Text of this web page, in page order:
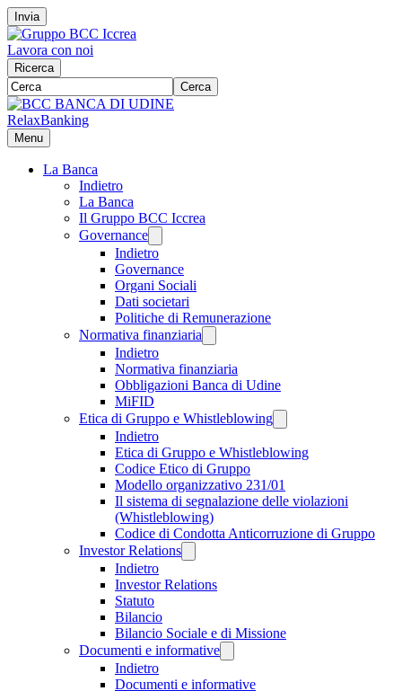
Invia
Lavora con noi
Ricerca
Cerca
RelaxBanking
Menu
La Banca
Indietro
La Banca
Il Gruppo BCC Iccrea
Governance
Indietro
Governance
Organi Sociali
Dati societari
Politiche di Remunerazione
Normativa finanziaria
Indietro
Normativa finanziaria
Obbligazioni Banca di Udine
MiFID
Etica di Gruppo e Whistleblowing
Indietro
Etica di Gruppo e Whistleblowing
Codice Etico di Gruppo
Modello organizzativo 231/01
Il sistema di segnalazione delle violazioni
(Whistleblowing)
Codice di Condotta Anticorruzione di Gruppo
Investor Relations
Indietro
Investor Relations
Statuto
Bilancio
Bilancio Sociale e di Missione
Documenti e informative
Indietro
Documenti e informative